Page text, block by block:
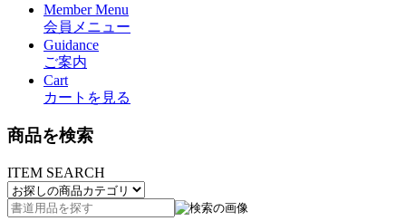
Member Menu
会員メニュー
Guidance
ご案内
Cart
カートを見る
商品を検索
ITEM SEARCH